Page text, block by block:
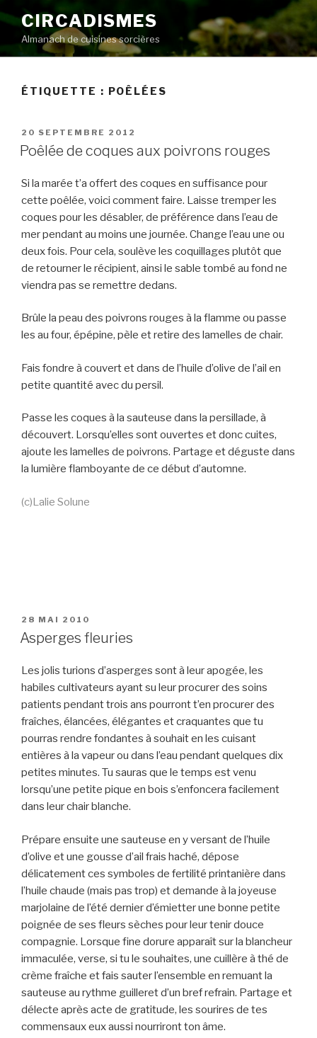
au
contenu
principal
CIRCADISMES
Almanach de cuisines sorcières
ÉTIQUETTE : POÊLÉES
PUBLIÉ
LE
20 SEPTEMBRE 2012
Poêlée de coques aux poivrons rouges
Si la marée t’a offert des coques en suffisance pour
cette poêlée, voici comment faire. Laisse tremper les
coques pour les désabler, de préférence dans l’eau de
mer pendant au moins une journée. Change l’eau une ou
deux fois. Pour cela, soulève les coquillages plutôt que
de retourner le récipient, ainsi le sable tombé au fond ne
viendra pas se remettre dedans.
Brûle la peau des poivrons rouges à la flamme ou passe
les au four, épépine, pèle et retire des lamelles de chair.
Fais fondre à couvert et dans de l’huile d’olive de l’ail en
petite quantité avec du persil.
Passe les coques à la sauteuse dans la persillade, à
découvert. Lorsqu’elles sont ouvertes et donc cuites,
ajoute les lamelles de poivrons. Partage et déguste dans
la lumière flamboyante de ce début d’automne.
(c)Lalie Solune
PUBLIÉ
LE
28 MAI 2010
Asperges fleuries
Les jolis turions d’asperges sont à leur apogée, les
habiles cultivateurs ayant su leur procurer des soins
patients pendant trois ans pourront t’en procurer des
fraîches, élancées, élégantes et craquantes que tu
pourras rendre fondantes à souhait en les cuisant
entières à la vapeur ou dans l’eau pendant quelques dix
petites minutes. Tu sauras que le temps est venu
lorsqu’une petite pique en bois s’enfoncera facilement
dans leur chair blanche.
Prépare ensuite une sauteuse en y versant de l’huile
d’olive et une gousse d’ail frais haché, dépose
délicatement ces symboles de fertilité printanière dans
l’huile chaude (mais pas trop) et demande à la joyeuse
marjolaine de l’été dernier d’émietter une bonne petite
poignée de ses fleurs sèches pour leur tenir douce
compagnie. Lorsque fine dorure apparaît sur la blancheur
immaculée, verse, si tu le souhaites, une cuillère à thé de
crème fraîche et fais sauter l’ensemble en remuant la
sauteuse au rythme guilleret d’un bref refrain. Partage et
délecte après acte de gratitude, les sourires de tes
commensaux eux aussi nourriront ton âme.